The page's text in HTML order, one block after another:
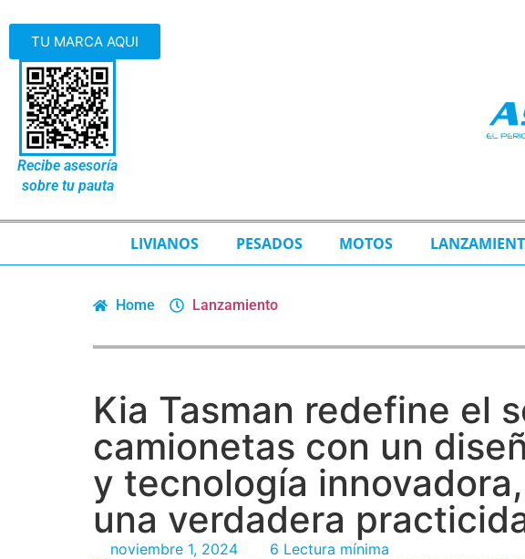
TU MARCA AQUI
Recibe asesoría
sobre tu pauta
LIVIANOS PESADOS MOTOS
Home Lanzamiento
Kia Tasman redefine el
camionetas con un
y tecnología
una verdadera
noviembre 1, 2024 6 Lectura mínima